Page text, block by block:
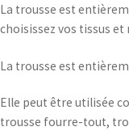
La trousse est
choisissez vos tissus
La trousse est
Elle peut être utilisée
trousse fourre-tout,